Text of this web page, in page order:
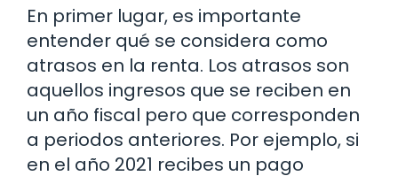
En primer lugar, es importante
entender qué se considera como
atrasos en la renta. Los atrasos son
aquellos ingresos que se reciben en
un año fiscal pero que corresponden
a periodos anteriores. Por ejemplo, si
en el año 2021 recibes un pago